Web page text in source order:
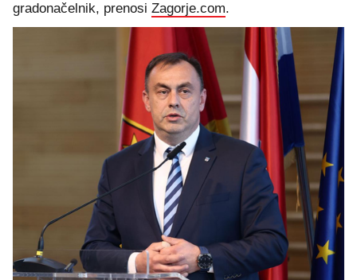
gradonačelnik, prenosi Zagorje.com.